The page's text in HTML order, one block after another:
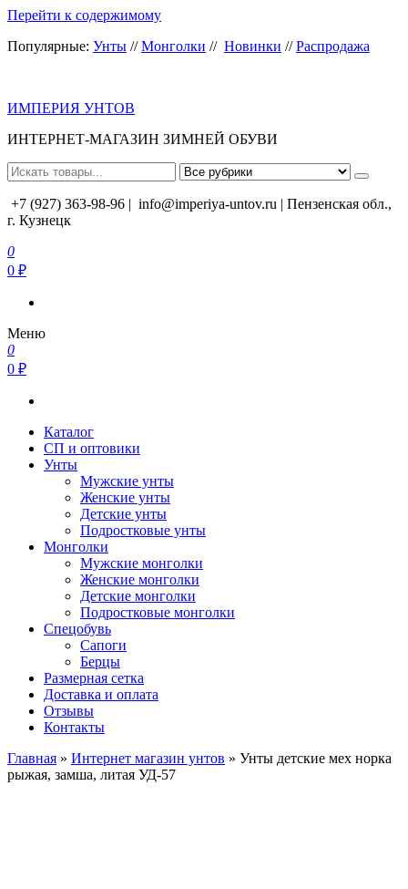
Перейти к содержимому
Популярные: Унты //Монголки // Новинки //Распродажа
ИМПЕРИЯ УНТОВ
ИНТЕРНЕТ-МАГАЗИН ЗИМНЕЙ ОБУВИ
+7 (927) 363-98-96 | info@imperiya-untov.ru | Пензенская обл.,
г. Кузнецк
0
0 ₽
Меню
0
0 ₽
Каталог
СП и оптовики
Унты
Мужские унты
Женские унты
Детские унты
Подростковые унты
Монголки
Мужские монголки
Женские монголки
Детские монголки
Подростковые монголки
Спецобувь
Сапоги
Берцы
Размерная сетка
Доставка и оплата
Отзывы
Контакты
Главная » Интернет магазин унтов » Унты детские мех норка
рыжая, замша, литая УД-57